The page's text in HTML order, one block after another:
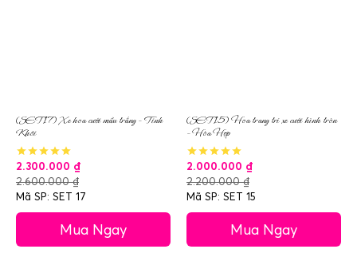
(SET17) Xe hoa cưới mầu trắng – Tinh
Khôi
2.300.000 ₫
2.600.000₫
Mã SP: SET 17
Mua Ngay
(SET15) Hoa trang trí xe cưới hình tròn
– Hòa Hợp
2.000.000 ₫
2.200.000₫
Mã SP: SET 15
Mua Ngay